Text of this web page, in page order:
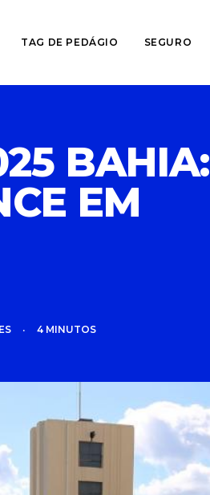
TAG DE PEDÁGIO SEGURO
BAHIA:
EM
• 4 MINUTOS